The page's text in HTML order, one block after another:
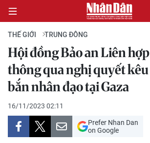
CHÍNH TRỊ
KINH TẾ
VĂN HÓA
XÃ HỘI
THẾ GIỚI TRUNG ĐÔNG
Hội đồng Bảo an Liên
thông qua nghị quyết
bắn nhân đạo tại Gaza
16/11/2023 02:11
Prefer Nhan Dan
on Google